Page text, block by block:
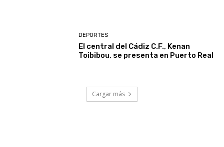
DEPORTES
El central del Cádiz C.F., Kenan
Toibibou, se presenta en Puerto Real
Cargar más